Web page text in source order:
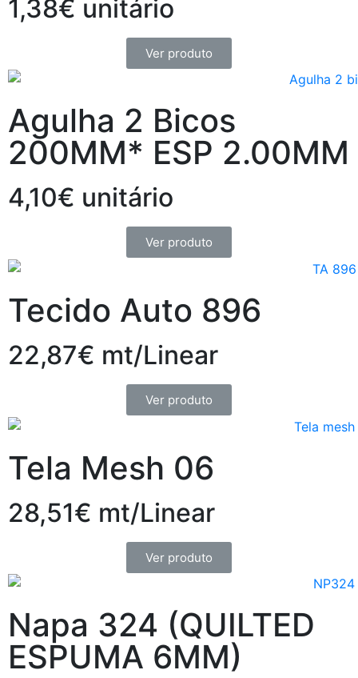
1,38€ unitário
Ver produto
Agulha 2 Bicos
200MM* ESP 2.00MM
4,10€ unitário
Ver produto
Tecido Auto 896
22,87€ mt/Linear
Ver produto
Tela Mesh 06
28,51€ mt/Linear
Ver produto
Napa 324 (QUILTED
ESPUMA 6MM)